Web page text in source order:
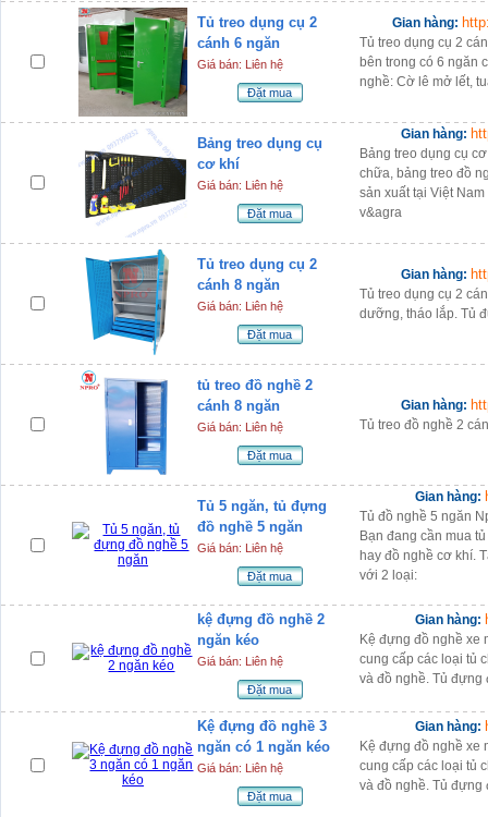
Tủ treo dụng cụ 2
cánh 6 ngăn
Giá bán: Liên hệ
Đặt mua
Gian hàng:
Tủ treo dụng cụ 2
bên trong có 6 ngăn
nghề: Cờ lê mở lết,
Bảng treo dụng cụ
cơ khí
Giá bán: Liên hệ
Đặt mua
Gian hàng:
Bảng treo dụng cụ
chữa, bảng treo đồ
sản xuất tại Việt
v&agra
Tủ treo dụng cụ 2
cánh 8 ngăn
Giá bán: Liên hệ
Đặt mua
Gian hàng:
Tủ treo dụng cụ 2
dưỡng, tháo lắp. Tủ
tủ treo đồ nghề 2
cánh 8 ngăn
Giá bán: Liên hệ
Đặt mua
Gian hàng:
Tủ treo đồ nghề 2
Tủ 5 ngăn, tủ đựng
đồ nghề 5 ngăn
Giá bán: Liên hệ
Đặt mua
Gian hàng:
Tủ đồ nghề 5 ngăn
Bạn đang cần mua
hay đồ nghề cơ khí.
với 2 loại:
kệ đựng đồ nghề 2
ngăn kéo
Giá bán: Liên hệ
Đặt mua
Gian hàng:
Kệ đựng đồ nghề xe
cung cấp các loại tủ
và đồ nghề. Tủ đựng
Kệ đựng đồ nghề 3
ngăn có 1 ngăn kéo
Giá bán: Liên hệ
Đặt mua
Gian hàng:
Kệ đựng đồ nghề xe
cung cấp các loại tủ
và đồ nghề. Tủ đựng